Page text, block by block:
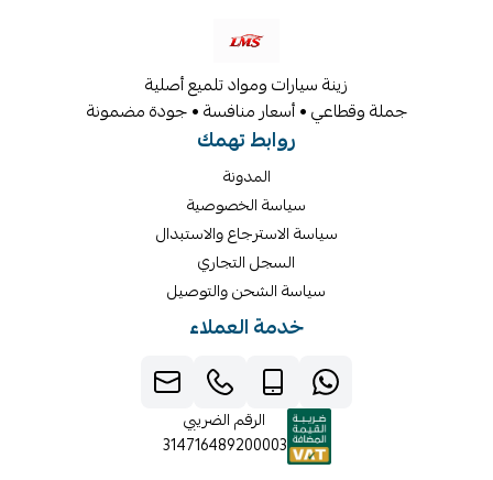
زينة سيارات ومواد تلميع أصلية
جملة وقطاعي • أسعار منافسة • جودة مضمونة
روابط تهمك
المدونة
سياسة الخصوصية
سياسة الاسترجاع والاستبدال
السجل التجاري
سياسة الشحن والتوصيل
خدمة العملاء
الرقم الضريبي
314716489200003